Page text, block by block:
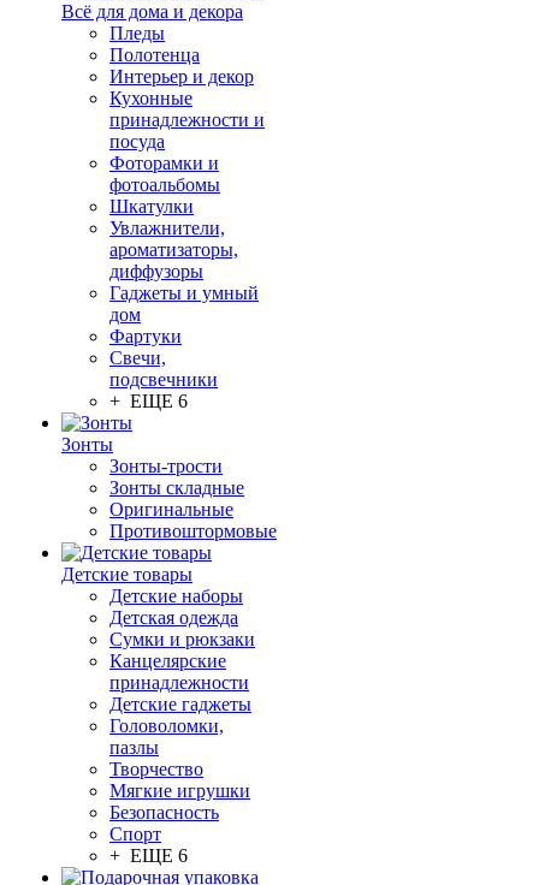
Всё для дома и декора
Пледы
Полотенца
Интерьер и декор
Кухонные
принадлежности и
посуда
Фоторамки и
фотоальбомы
Шкатулки
Увлажнители,
ароматизаторы,
диффузоры
Гаджеты и умный
дом
Фартуки
Свечи,
подсвечники
+ ЕЩЕ 6
Зонты
Зонты-трости
Зонты складные
Оригинальные
Противоштормовые
Детские товары
Детские наборы
Детская одежда
Сумки и рюкзаки
Канцелярские
принадлежности
Детские гаджеты
Головоломки,
пазлы
Творчество
Мягкие игрушки
Безопасность
Спорт
+ ЕЩЕ 6